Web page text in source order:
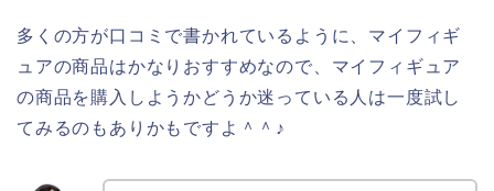
多くの方が口コミで書かれているように、マイフィギ
ュアの商品はかなりおすすめなので、マイフィギュア
の商品を購入しようかどうか迷っている人は一度試し
てみるのもありかもですよ＾＾♪